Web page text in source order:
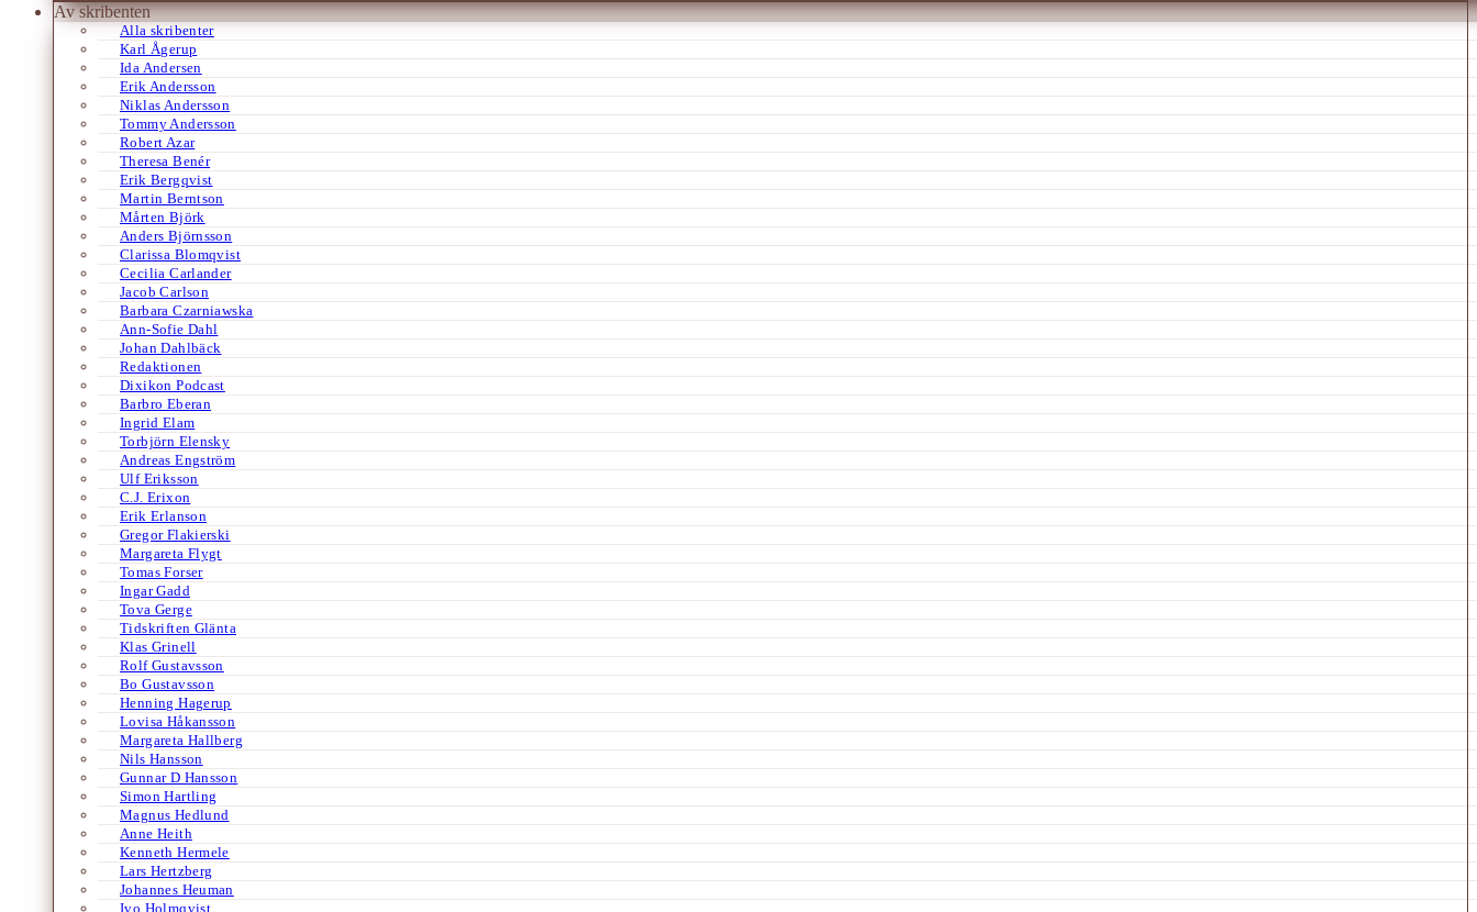
Av skribenten
Alla skribenter
Karl Ågerup
Ida Andersen
Erik Andersson
Niklas Andersson
Tommy Andersson
Robert Azar
Theresa Benér
Erik Bergqvist
Martin Berntson
Mårten Björk
Anders Björnsson
Clarissa Blomqvist
Cecilia Carlander
Jacob Carlson
Barbara Czarniawska
Ann-Sofie Dahl
Johan Dahlbäck
Redaktionen
Dixikon Podcast
Barbro Eberan
Ingrid Elam
Torbjörn Elensky
Andreas Engström
Ulf Eriksson
C.J. Erixon
Erik Erlanson
Gregor Flakierski
Margareta Flygt
Tomas Forser
Ingar Gadd
Tova Gerge
Tidskriften Glänta
Klas Grinell
Rolf Gustavsson
Bo Gustavsson
Henning Hagerup
Lovisa Håkansson
Margareta Hallberg
Nils Hansson
Gunnar D Hansson
Simon Hartling
Magnus Hedlund
Anne Heith
Kenneth Hermele
Lars Hertzberg
Johannes Heuman
Ivo Holmqvist